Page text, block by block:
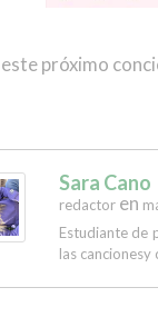
este próximo
Sara Cano
redactor en
Estudiante de
las